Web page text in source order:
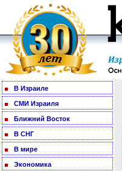
В Израиле
СМИ Израиля
Ближний Восток
В СНГ
В мире
Экономика